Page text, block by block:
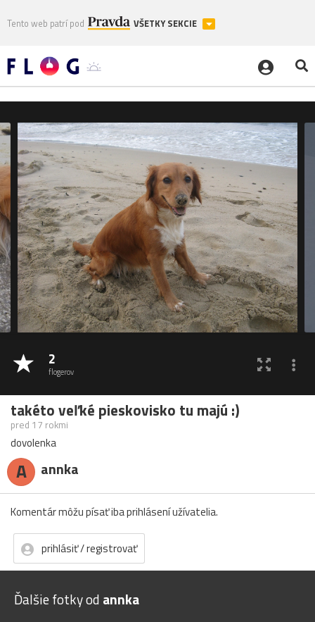
Tento web patrí pod VŠETKY SEKCIE
2
flogerov
takéto veľké pieskovisko tu majú :)
pred 17 rokmi
dovolenka
A annka
Komentár môžu písať iba prihlásení užívatelia.
prihlásiť / registrovať
Ďalšie fotky od annka